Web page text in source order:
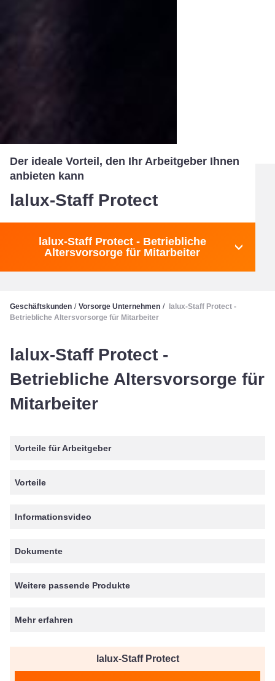
Der ideale Vorteil, den Ihr Arbeitgeber Ihnen
anbieten kann
lalux-Staff Protect
lalux-Staff Protect - Betriebliche
Altersvorsorge für Mitarbeiter
Geschäftskunden / Vorsorge Unternehmen / lalux-Staff Protect -
Betriebliche Altersvorsorge für Mitarbeiter
lalux-Staff Protect -
Betriebliche Altersvorsorge für
Mitarbeiter
Vorteile für Arbeitgeber
Vorteile
Informationsvideo
Dokumente
Weitere passende Produkte
Mehr erfahren
lalux-Staff Protect